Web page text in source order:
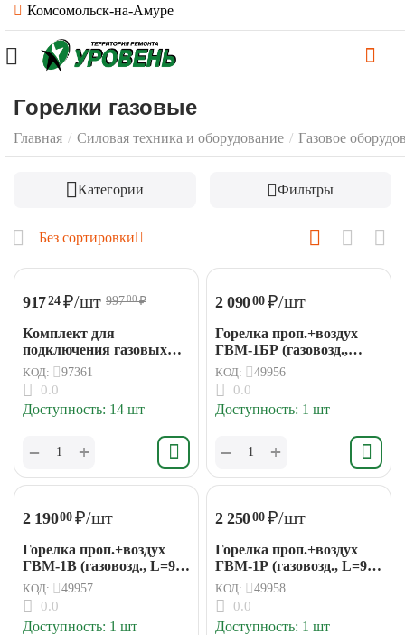
Комсомольск-на-Амуре
Горелки газовые
Главная / Силовая техника и оборудование / Газовое
Категории Фильтры
Без сортировки
91724 ₽/шт 99700₽
Комплект для
подключения газовых
приборов (шланг +
редуктор)
КОД: 97361
0.0
Доступность: 14 шт
+
−
2 09000 ₽/шт
Горелка проп.+воздух
ГВМ-1БР (газовозд.,
L=480 мм, рычаг) БАМЗ
КОД: 49956
0.0
Доступность: 1 шт
+
−
2 19000 ₽/шт
Горелка проп.+воздух
ГВМ-1В (газовозд., L=900
мм, вент.) БАМЗ
КОД: 49957
0.0
Доступность: 1 шт
2 25000 ₽/шт
Горелка проп.+воздух
ГВМ-1Р (газовозд., L=900
мм, рычаг) БАМЗ
КОД: 49958
0.0
Доступность: 1 шт